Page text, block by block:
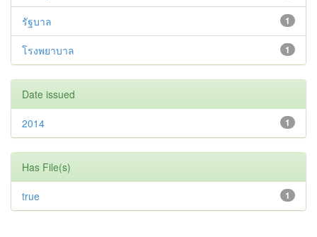
1
รัฐบาล
1
โรงพยาบาล
Date issued
1
2014
Has File(s)
1
true